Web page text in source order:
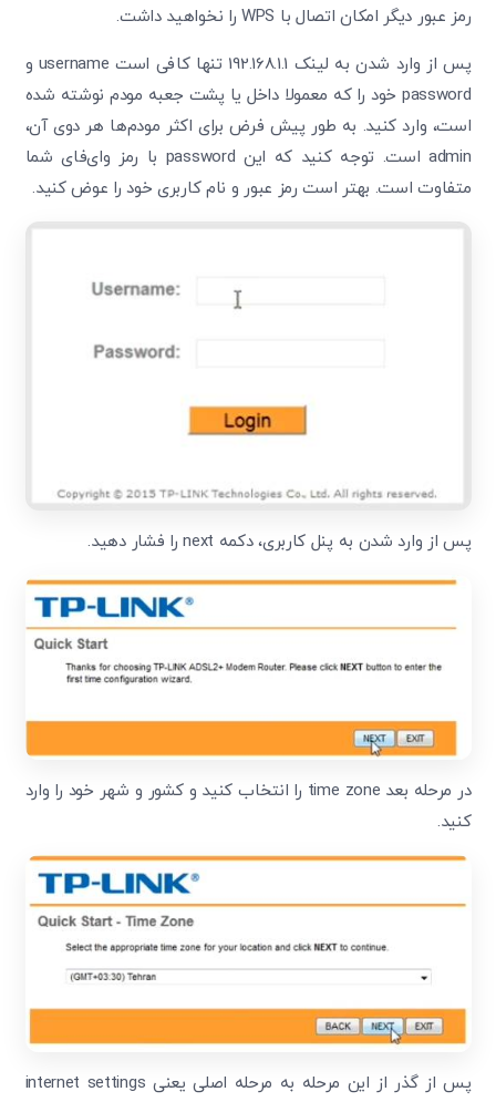
رمز عبور دیگر امکان اتصال با WPS را نخواهید داشت.
پس از وارد شدن به لینک 192.168.1.1 تنها کافی است username و
password خود را که معمولا داخل یا پشت جعبه مودم نوشته شده
است، وارد کنید. به طور پیش فرض برای اکثر مودم‌ها هر دوی آن،
admin است. توجه کنید که این password با رمز وای‌فای شما
متفاوت است. بهتر است رمز عبور و نام کاربری خود را عوض کنید.
پس از وارد شدن به پنل کاربری، دکمه next را فشار دهید.
در مرحله بعد time zone را انتخاب کنید و کشور و شهر خود را وارد
کنید.
پس از گذر از این مرحله به مرحله اصلی یعنی internet settings